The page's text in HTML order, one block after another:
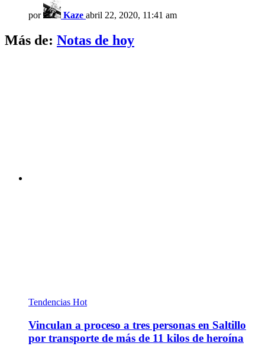
por Kaze abril 22, 2020, 11:41 am
Más de: Notas de hoy
Tendencias Hot
Vinculan a proceso a tres personas en Saltillo
por transporte de más de 11 kilos de heroína